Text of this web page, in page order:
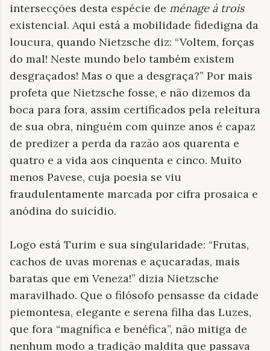
intersecções desta espécie de ménage à trois
existencial. Aqui está a mobilidade fidedigna da
loucura, quando Nietzsche diz: “Voltem, forças
do mal! Neste mundo belo também existem
desgraçados! Mas o que a desgraça?” Por mais
profeta que Nietzsche fosse, e não dizemos da
boca para fora, assim certificados pela releitura
de sua obra, ninguém com quinze anos é capaz
de predizer a perda da razão aos quarenta e
quatro e a vida aos cinquenta e cinco. Muito
menos Pavese, cuja poesia se viu
fraudulentamente marcada por cifra prosaica e
anódina do suicídio.
Logo está Turim e sua singularidade: “Frutas,
cachos de uvas morenas e açucaradas, mais
baratas que em Veneza!” dizia Nietzsche
maravilhado. Que o filósofo pensasse da cidade
piemontesa, elegante e serena filha das Luzes,
que fora “magnífica e benéfica”, não mitiga de
nenhum modo a tradição maldita que passava